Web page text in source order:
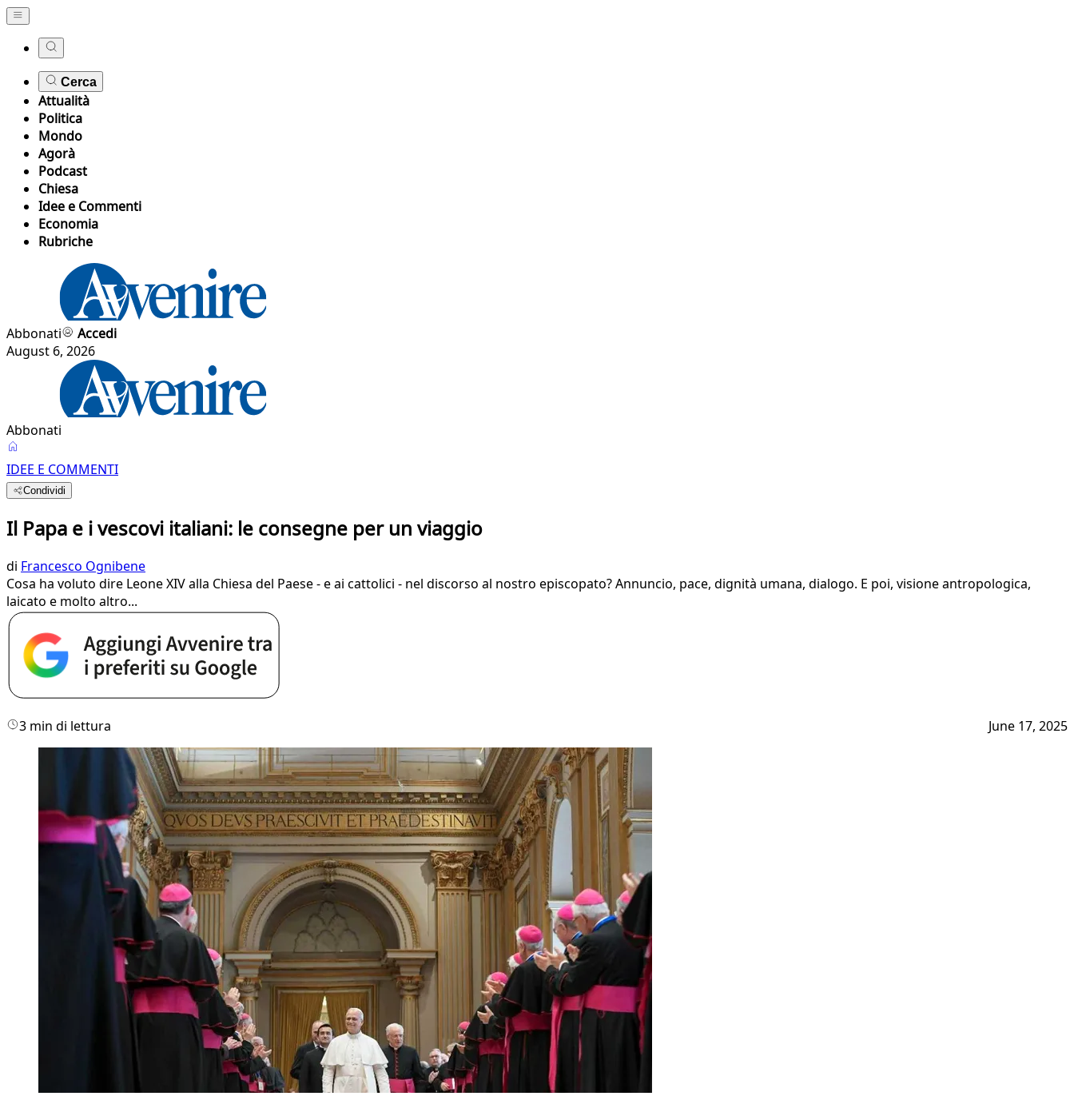
Cerca
Attualità
Politica
Mondo
Agorà
Podcast
Chiesa
Idee e Commenti
Economia
Rubriche
Abbonati
Accedi
August 6, 2026
Abbonati
IDEE E COMMENTI
Condividi
Il Papa e i vescovi italiani: le consegne per un viaggio
di Francesco Ognibene
Cosa ha voluto dire Leone XIV alla Chiesa del Paese - e ai cattolici - nel discorso al nostro episcopato? Annuncio, pace, dignità umana, dialogo. E poi, visione antropologica,
laicato e molto altro...
3 min di lettura June 17, 2025